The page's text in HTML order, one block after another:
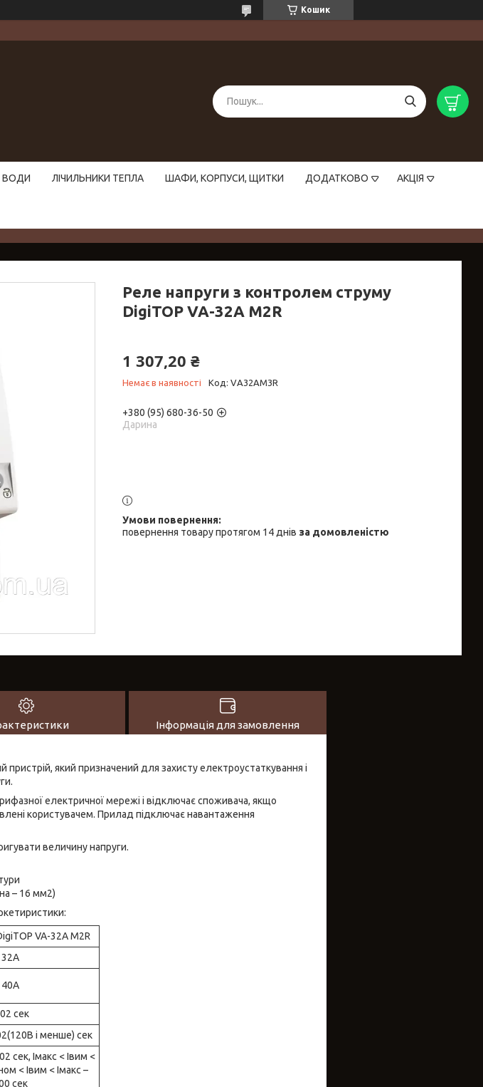
Кошик
ВОДИ ЛІЧИЛЬНИКИ ТЕПЛА ШАФИ, КОРПУСИ, ЩИТКИ ДОДАТКОВО АКЦІЯ
Реле напруги з контролем струму
DigiTOP VA-32A M2R
1 307,20 ₴
Немає в наявності Код: VА32AM3R
+380 (95) 680-36-50
Дарина
повернення товару протягом 14 днів за домовленістю
Інформація для замовлення
пристрій, який призначений для захисту електроустаткування і
електричної мережі і відключає споживача, якщо
користувачем. Прилад підключає навантаження
величину напруги.
– 16 мм2)
VA-32A M2R
32А
40A
сек
і менше) сек
сек, Iмакс < Iвим <
< Iвим < Iмакс –
сек